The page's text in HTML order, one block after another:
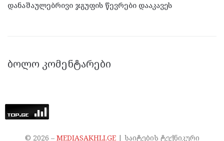
დანაშაულებრივი ჯგუფის წევრები დააკავეს
ᲑᲝᲚᲝ ᲙᲝᲛᲔᲜᲢᲐᲠᲔᲑᲘ
© 2026 – MEDIASAKHLI.GE| საიტების ტექნიკური